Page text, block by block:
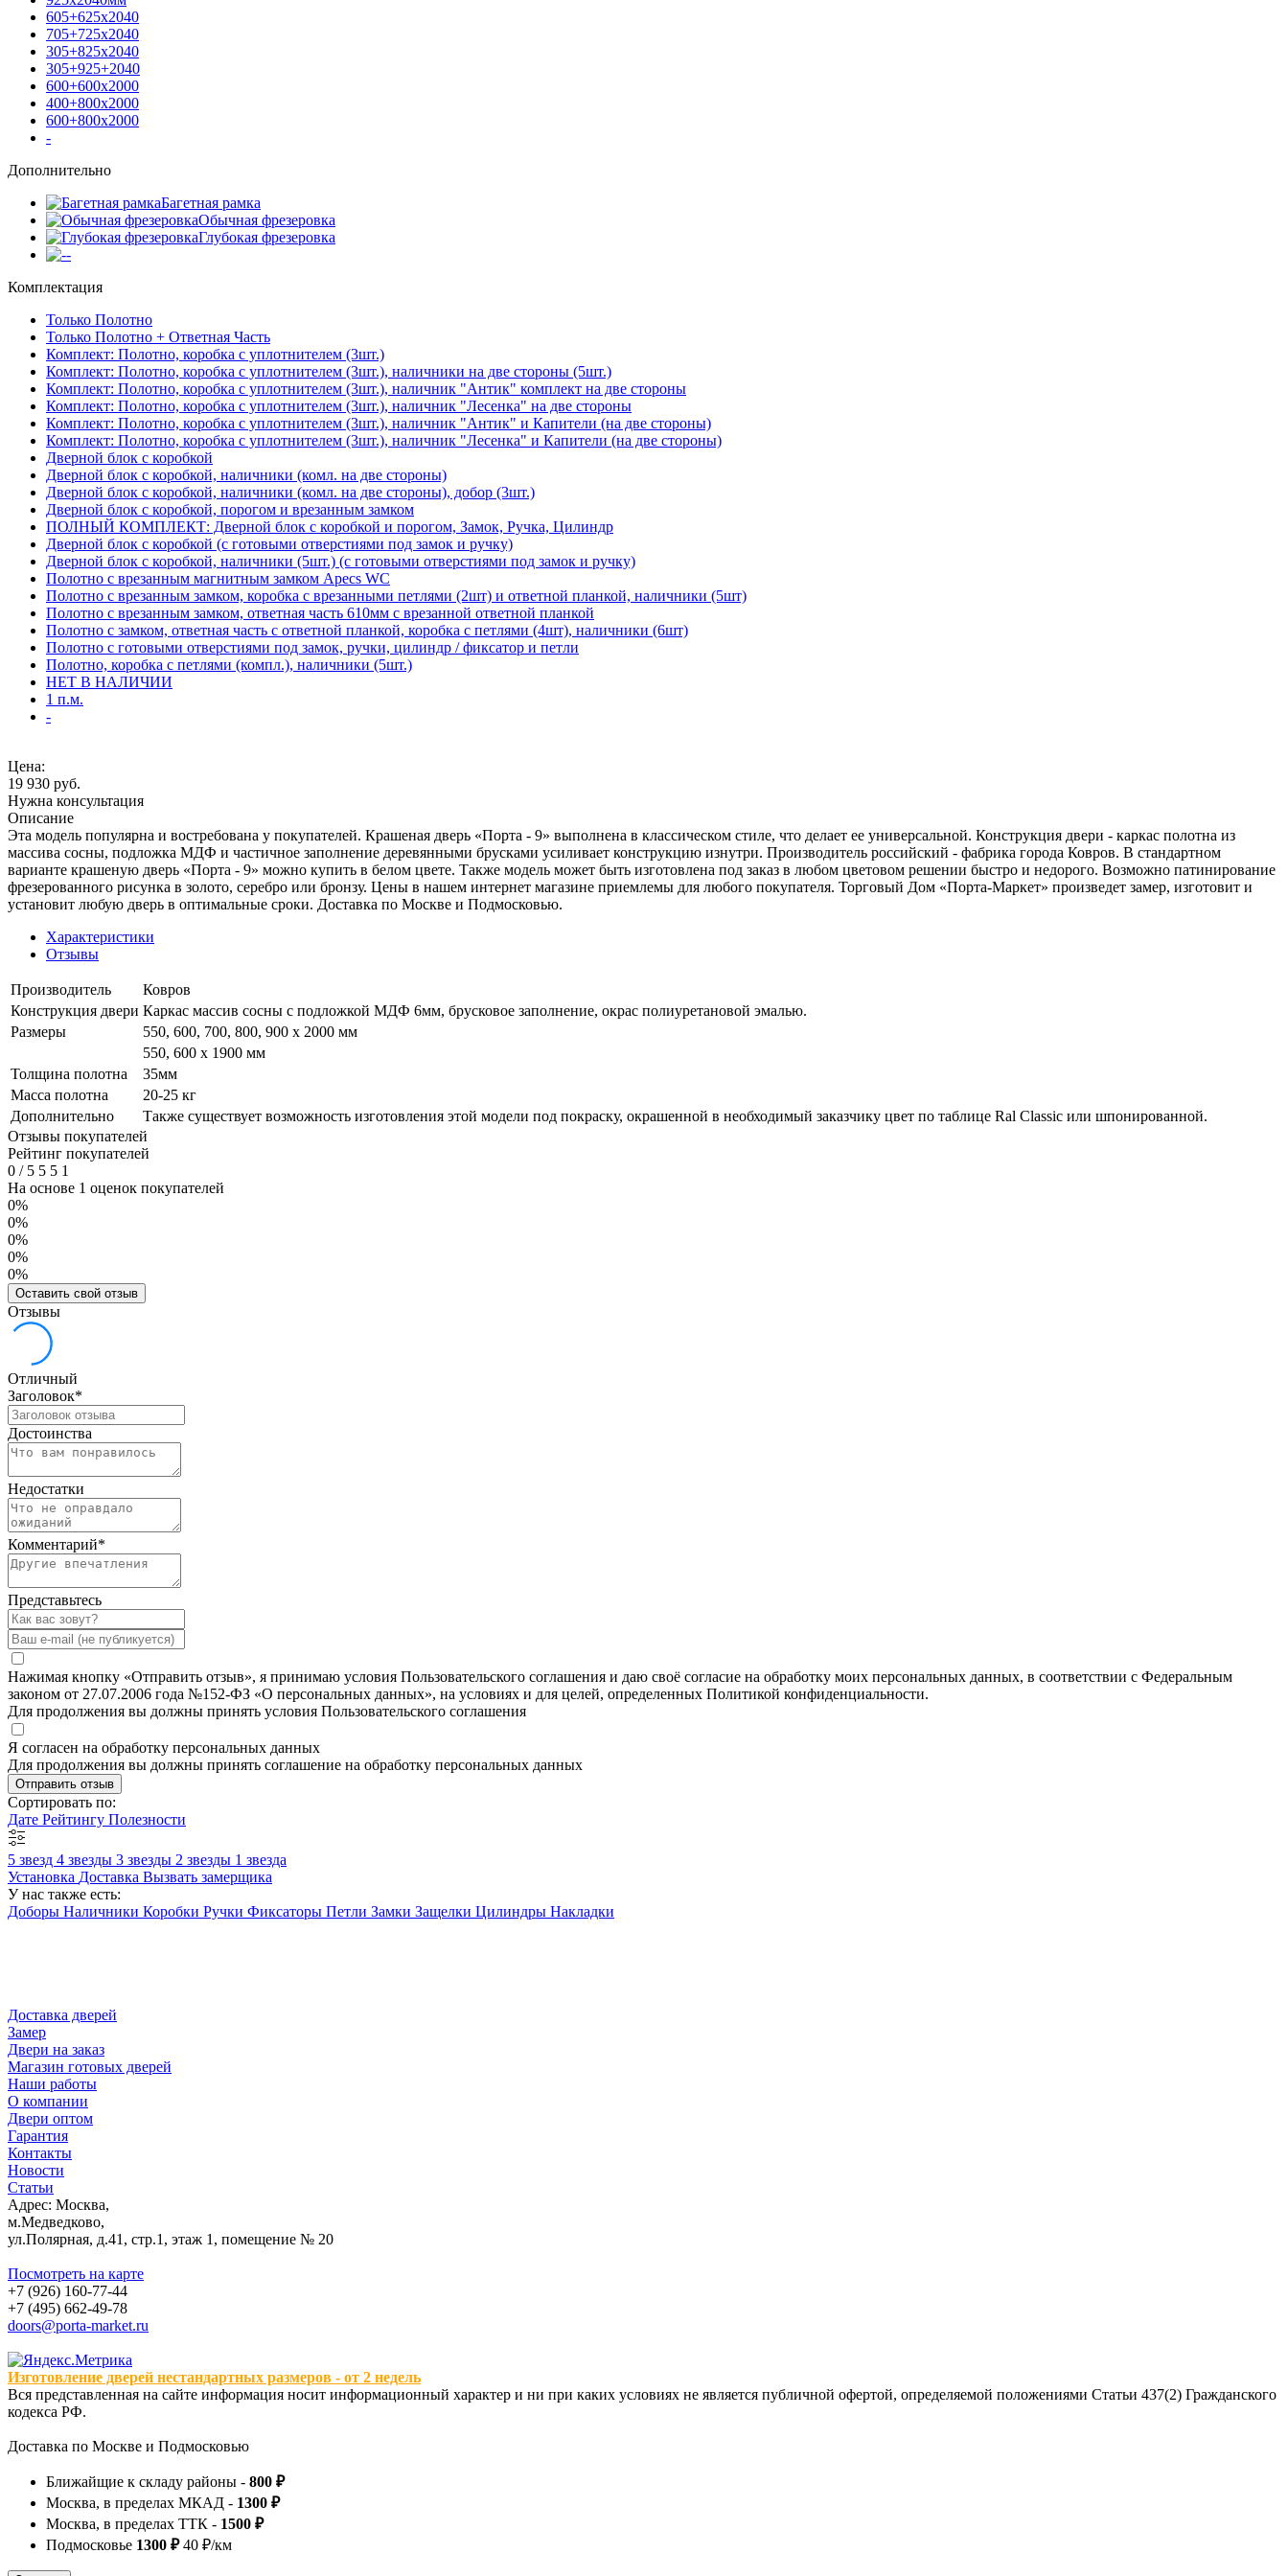
605+625х2040
705+725х2040
305+825х2040
305+925+2040
600+600х2000
400+800х2000
600+800х2000
-
Дополнительно
Багетная рамка
Обычная фрезеровка
Глубокая фрезеровка
-
Комплектация
Только Полотно
Только Полотно + Ответная Часть
Комплект: Полотно, коробка с уплотнителем (3шт.)
Комплект: Полотно, коробка с уплотнителем (3шт.), наличники на две стороны (5шт.)
Комплект: Полотно, коробка с уплотнителем (3шт.), наличник "Антик" комплект на две стороны
Комплект: Полотно, коробка с уплотнителем (3шт.), наличник "Лесенка" на две стороны
Комплект: Полотно, коробка с уплотнителем (3шт.), наличник "Антик" и Капители (на две стороны)
Комплект: Полотно, коробка с уплотнителем (3шт.), наличник "Лесенка" и Капители (на две стороны)
Дверной блок с коробкой
Дверной блок с коробкой, наличники (комл. на две стороны)
Дверной блок с коробкой, наличники (комл. на две стороны), добор (3шт.)
Дверной блок с коробкой, порогом и врезанным замком
ПОЛНЫЙ КОМПЛЕКТ: Дверной блок с коробкой и порогом, Замок, Ручка, Цилиндр
Дверной блок с коробкой (с готовыми отверстиями под замок и ручку)
Дверной блок с коробкой, наличники (5шт.) (с готовыми отверстиями под замок и ручку)
Полотно с врезанным магнитным замком Apecs WC
Полотно с врезанным замком, коробка с врезанными петлями (2шт) и ответной планкой, наличники (5шт)
Полотно с врезанным замком, ответная часть 610мм с врезанной ответной планкой
Полотно с замком, ответная часть с ответной планкой, коробка с петлями (4шт), наличники (6шт)
Полотно с готовыми отверстиями под замок, ручки, цилиндр / фиксатор и петли
Полотно, коробка с петлями (компл.), наличники (5шт.)
НЕТ В НАЛИЧИИ
1 п.м.
-
Цена:
19 930 руб.
Нужна консультация
Описание
Эта модель популярна и востребована у покупателей. Крашеная дверь «Порта - 9» выполнена в классическом стиле, что делает ее универсальной. Конструкция двери - каркас полотна из
массива сосны, подложка МДФ и частичное заполнение деревянными брусками усиливает конструкцию изнутри. Производитель российский - фабрика города Ковров. В стандартном
варианте крашеную дверь «Порта - 9» можно купить в белом цвете. Также модель может быть изготовлена под заказ в любом цветовом решении быстро и недорого. Возможно патинирование
фрезерованного рисунка в золото, серебро или бронзу. Цены в нашем интернет магазине приемлемы для любого покупателя. Торговый Дом «Порта-Маркет» произведет замер, изготовит и
установит любую дверь в оптимальные сроки. Доставка по Москве и Подмосковью.
Характеристики
Отзывы
Производитель
Ковров
Конструкция двери Каркас массив сосны с подложкой МДФ 6мм, брусковое заполнение, окрас полиуретановой эмалью.
Размеры
550, 600, 700, 800, 900 x 2000 мм
550, 600 х 1900 мм
Толщина полотна
35мм
Масса полотна
20-25 кг
Дополнительно
Также существует возможность изготовления этой модели под покраску, окрашенной в необходимый заказчику цвет по таблице Ral Classic или шпонированной.
Отзывы покупателей
Рейтинг покупателей
0 /5 5 5 1
На основе 1 оценок покупателей
0%
0%
0%
0%
0%
Оставить свой отзыв
Отзывы
Отличный
Заголовок*
Достоинства
Недостатки
Комментарий*
Представьтесь
Нажимая кнопку «Отправить отзыв», я принимаю условия Пользовательского соглашения и даю своё согласие на обработку моих персональных данных, в соответствии с Федеральным
законом от 27.07.2006 года №152-ФЗ «О персональных данных», на условиях и для целей, определенных Политикой конфиденциальности.
Для продолжения вы должны принять условия Пользовательского соглашения
Я согласен на обработку персональных данных
Для продолжения вы должны принять соглашение на обработку персональных данных
Отправить отзыв
Сортировать по:
Дате Рейтингу Полезности
5 звезд 4 звезды 3 звезды 2 звезды 1 звезда
Установка Доставка Вызвать замерщика
У нас также есть:
Доборы Наличники Коробки Ручки Фиксаторы Петли Замки Защелки Цилиндры Накладки
Доставка дверей
Замер
Двери на заказ
Магазин готовых дверей
Наши работы
О компании
Двери оптом
Гарантия
Контакты
Новости
Статьи
Адрес: Москва,
м.Медведково,
ул.Полярная, д.41, стр.1, этаж 1, помещение № 20
Посмотреть на карте
+7 (926) 160-77-44
+7 (495) 662-49-78
doors@porta-market.ru
Изготовление дверей нестандартных размеров - от 2 недель
Вся представленная на сайте информация носит информационный характер и ни при каких условиях не является публичной офертой, определяемой положениями Статьи 437(2) Гражданского
кодекса РФ.
Доставка по Москве и Подмосковью
Ближайщие к складу районы - 800 ₽
Москва, в пределах МКАД - 1300 ₽
Москва, в пределах ТТК - 1500 ₽
Подмосковье 1300 ₽40 ₽/км